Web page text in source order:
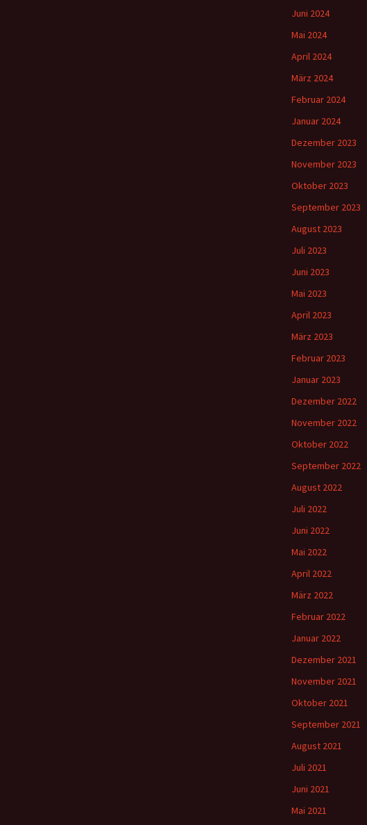
Juni 2024
Mai 2024
April 2024
März 2024
Februar 2024
Januar 2024
Dezember 2023
November 2023
Oktober 2023
September 2023
August 2023
Juli 2023
Juni 2023
Mai 2023
April 2023
März 2023
Februar 2023
Januar 2023
Dezember 2022
November 2022
Oktober 2022
September 2022
August 2022
Juli 2022
Juni 2022
Mai 2022
April 2022
März 2022
Februar 2022
Januar 2022
Dezember 2021
November 2021
Oktober 2021
September 2021
August 2021
Juli 2021
Juni 2021
Mai 2021